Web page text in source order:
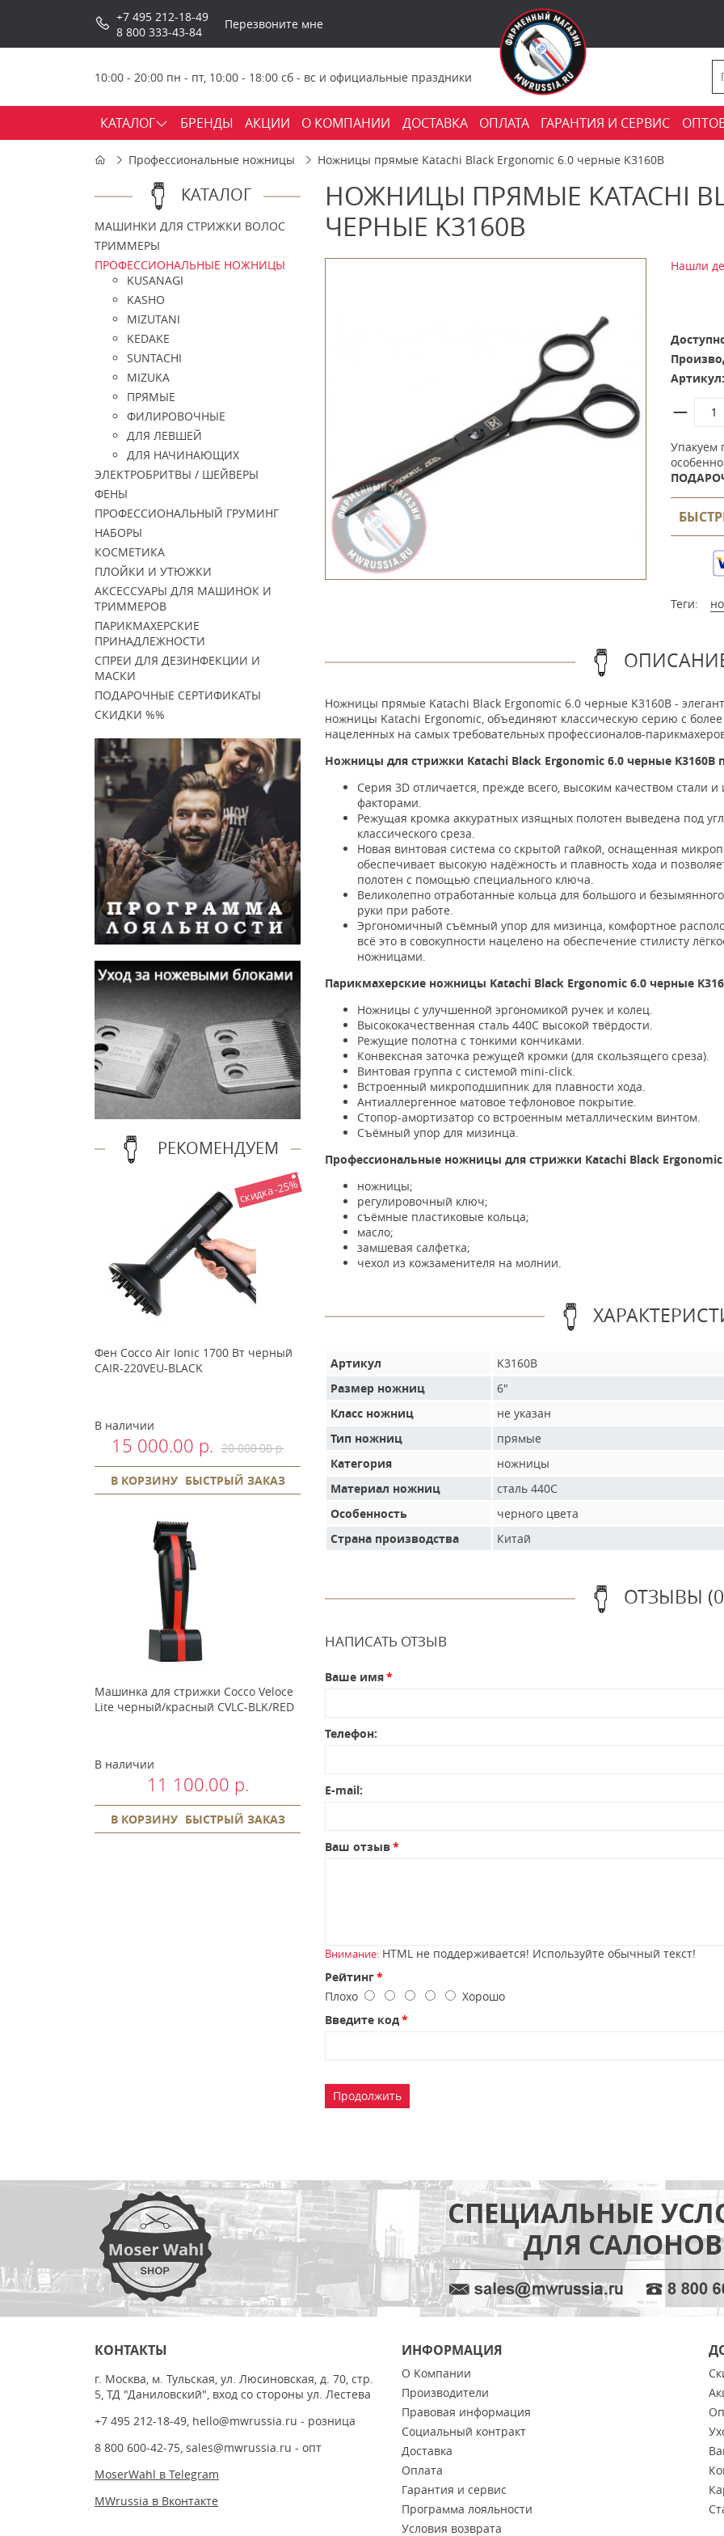
+7 495 212-18-49
8 800 333-43-84
Перезвоните мне
10:00 - 20:00 пн - пт, 10:00 - 18:00 сб - вс и официальные праздники
КАТАЛОГ БРЕНДЫ АКЦИИ О КОМПАНИИ ДОСТАВКА ОПЛАТА ГАРАНТИЯ И СЕРВИС
Профессиональные ножницы Ножницы прямые Katachi Black Ergonomic 6.0 черные K3160B
КАТАЛОГ
МАШИНКИ ДЛЯ СТРИЖКИ ВОЛОС
ТРИММЕРЫ
ПРОФЕССИОНАЛЬНЫЕ НОЖНИЦЫ
KUSANAGI
KASHO
MIZUTANI
KEDAKE
SUNTACHI
MIZUKA
ПРЯМЫЕ
ФИЛИРОВОЧНЫЕ
ДЛЯ ЛЕВШЕЙ
ДЛЯ НАЧИНАЮЩИХ
ЭЛЕКТРОБРИТВЫ / ШЕЙВЕРЫ
ФЕНЫ
ПРОФЕССИОНАЛЬНЫЙ ГРУМИНГ
НАБОРЫ
КОСМЕТИКА
ПЛОЙКИ И УТЮЖКИ
АКСЕССУАРЫ ДЛЯ МАШИНОК И
ТРИММЕРОВ
ПАРИКМАХЕРСКИЕ
ПРИНАДЛЕЖНОСТИ
СПРЕИ ДЛЯ ДЕЗИНФЕКЦИИ И
МАСКИ
ПОДАРОЧНЫЕ СЕРТИФИКАТЫ
СКИДКИ %%
РЕКОМЕНДУЕМ
скидка -25%
Фен Cocco Air Ionic 1700 Вт черный
CAIR-220VEU-BLACK
В наличии
15 000.00 р. 20 000.00 р.
В КОРЗИНУ БЫСТРЫЙ ЗАКАЗ
Машинка для стрижки Cocco Veloce
Lite черный/красный CVLC-BLK/RED
В наличии
11 100.00 р.
В КОРЗИНУ БЫСТРЫЙ ЗАКАЗ
НОЖНИЦЫ ПРЯМЫЕ KATACHI
ЧЕРНЫЕ K3160B
Нашли
Артикул:
Упакуем
Теги:
Ножницы прямые Katachi Black Ergonomic 6.0 черные K3160B -
ножницы Katachi Ergonomic, объединяют классическую серию с
нацеленных на самых требовательных профессионалов-
Ножницы для стрижки Katachi Black Ergonomic 6.0 черные K3160B
Серия 3D отличается, прежде всего, высоким качеством стали
факторами.
Режущая кромка аккуратных изящных полотен выведена под
классического среза.
Новая винтовая система со скрытой гайкой, оснащенная
обеспечивает высокую надёжность и плавность хода и
полотен с помощью специального ключа.
Великолепно отработанные кольца для большого и
руки при работе.
Эргономичный съёмный упор для мизинца, комфортное
всё это в совокупности нацелено на обеспечение стилисту
ножницами.
Парикмахерские ножницы Katachi Black Ergonomic 6.0 черные
Ножницы с улучшенной эргономикой ручек и колец.
Высококачественная сталь 440С высокой твёрдости.
Режущие полотна с тонкими кончиками.
Конвексная заточка режущей кромки (для скользящего среза).
Винтовая группа с системой mini-click.
Встроенный микроподшипник для плавности хода.
Антиаллергенное матовое тефлоновое покрытие.
Стопор-амортизатор со встроенным металлическим винтом.
Съёмный упор для мизинца.
Профессиональные ножницы для стрижки Katachi Black
ножницы;
регулировочный ключ;
съёмные пластиковые кольца;
масло;
замшевая салфетка;
чехол из кожзаменителя на молнии.
Артикул
K3160B
Размер ножниц
6"
Класс ножниц
не указан
Тип ножниц
прямые
Категория
ножницы
Материал ножниц
сталь 440С
Особенность
черного цвета
Страна производства
Китай
ОТЗЫВЫ
НАПИСАТЬ ОТЗЫВ
Ваше имя
Телефон:
E-mail:
Ваш отзыв
Внимание: HTML не поддерживается! Используйте обычный текст!
Рейтинг
Плохо
Хорошо
Введите код
Продолжить
КОНТАКТЫ
г. Москва, м. Тульская, ул. Люсиновская, д. 70, стр.
5, ТД "Даниловский", вход со стороны ул. Лестева
+7 495 212-18-49, hello@mwrussia.ru - розница
8 800 600-42-75, sales@mwrussia.ru - опт
MoserWahl в Telegram
MWrussia в Вконтакте
ИНФОРМАЦИЯ
О Компании
Производители
Правовая информация
Социальный контракт
Доставка
Оплата
Гарантия и сервис
Программа лояльности
Условия возврата